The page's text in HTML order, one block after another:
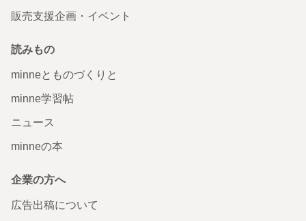
販売支援企画・イベント
読みもの
minneとものづくりと
minne学習帖
ニュース
minneの本
企業の方へ
広告出稿について